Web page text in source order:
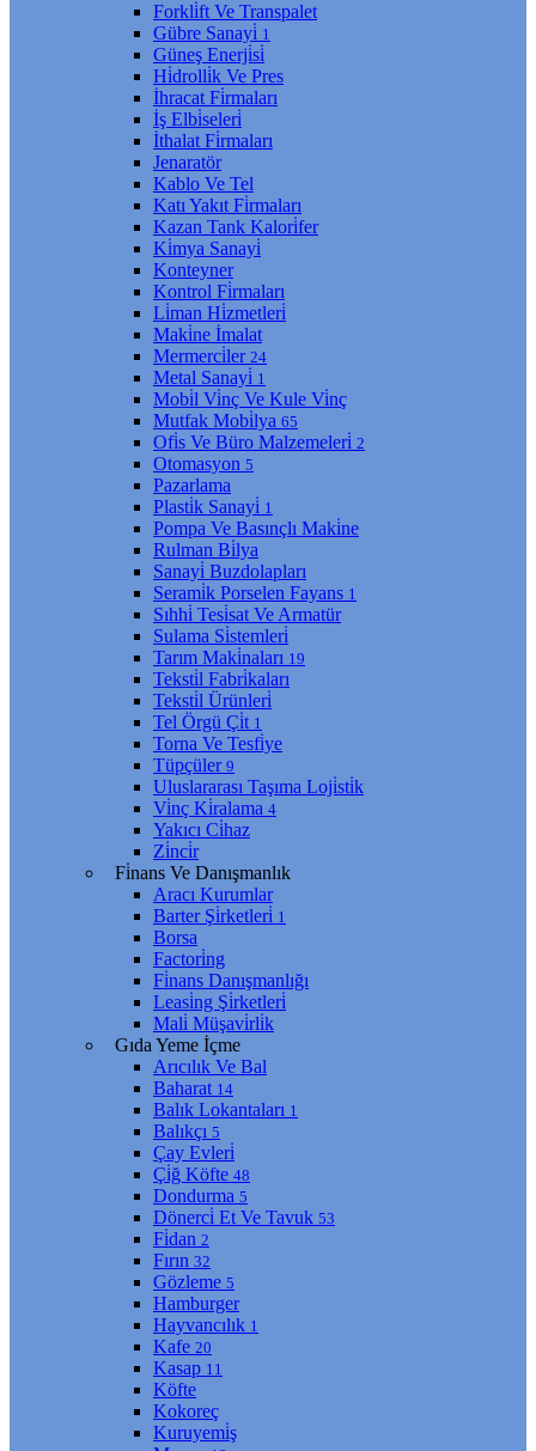
Forkli̇ft Ve Transpalet
Gübre Sanayi̇ 1
Güneş Enerji̇si̇
Hi̇drolli̇k Ve Pres
İhracat Fi̇rmaları
İş Elbi̇seleri̇
İthalat Fi̇rmaları
Jenaratör
Kablo Ve Tel
Katı Yakıt Fi̇rmaları
Kazan Tank Kalori̇fer
Ki̇mya Sanayi̇
Konteyner
Kontrol Fi̇rmaları
Li̇man Hi̇zmetleri̇
Maki̇ne İmalat
Mermerci̇ler 24
Metal Sanayi̇ 1
Mobi̇l Vi̇nç Ve Kule Vi̇nç
Mutfak Mobi̇lya 65
Ofi̇s Ve Büro Malzemeleri̇ 2
Otomasyon 5
Pazarlama
Plasti̇k Sanayi̇ 1
Pompa Ve Basınçlı Maki̇ne
Rulman Bi̇lya
Sanayi̇ Buzdolapları
Serami̇k Porselen Fayans 1
Sıhhi̇ Tesi̇sat Ve Armatür
Sulama Si̇stemleri̇
Tarım Maki̇naları 19
Teksti̇l Fabri̇kaları
Teksti̇l Ürünleri̇
Tel Örgü Çi̇t 1
Torna Ve Tesfi̇ye
Tüpçüler 9
Uluslararası Taşıma Loji̇sti̇k
Vi̇nç Ki̇ralama 4
Yakıcı Ci̇haz
Zi̇nci̇r
Fi̇nans Ve Danışmanlık
Aracı Kurumlar
Barter Şi̇rketleri̇ 1
Borsa
Factori̇ng
Fi̇nans Danışmanlığı
Leasi̇ng Şi̇rketleri̇
Mali̇ Müşavi̇rli̇k
Gıda Yeme İçme
Arıcılık Ve Bal
Baharat 14
Balık Lokantaları 1
Balıkçı 5
Çay Evleri̇
Çi̇ğ Köfte 48
Dondurma 5
Dönerci̇ Et Ve Tavuk 53
Fi̇dan 2
Fırın 32
Gözleme 5
Hamburger
Hayvancılık 1
Kafe 20
Kasap 11
Köfte
Kokoreç
Kuruyemi̇ş